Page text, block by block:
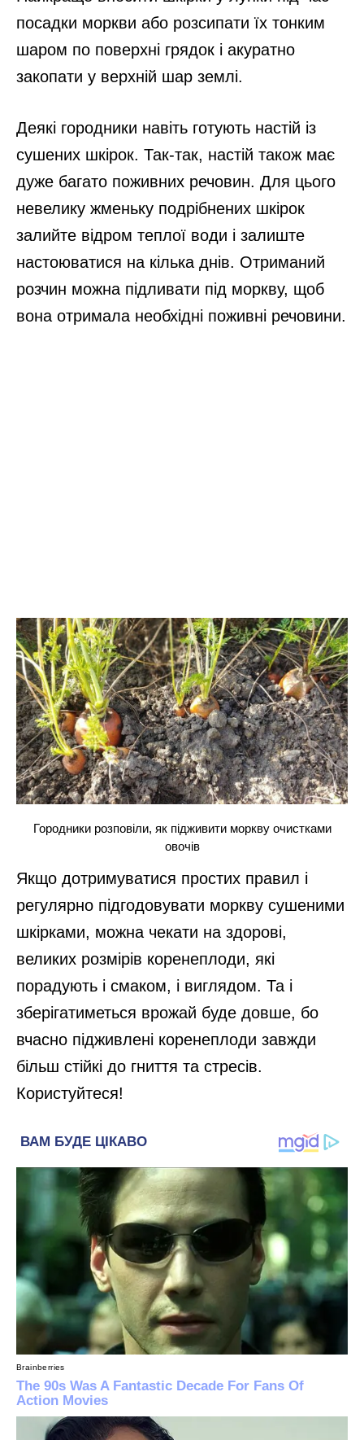
посадки моркви або розсипати їх тонким
шаром по поверхні грядок і акуратно
закопати у верхній шар землі.
Деякі городники навіть готують настій із
сушених шкірок. Так-так, настій також має
дуже багато поживних речовин. Для цього
невелику жменьку подрібнених шкірок
залийте відром теплої води і залиште
настоюватися на кілька днів. Отриманий
розчин можна підливати під моркву, щоб
вона отримала необхідні поживні речовини.
Городники розповіли, як підживити моркву очистками
овочів
Якщо дотримуватися простих правил і
регулярно підгодовувати моркву сушеними
шкірками, можна чекати на здорові,
великих розмірів коренеплоди, які
порадують і смаком, і виглядом. Та і
зберігатиметься врожай буде довше, бо
вчасно підживлені коренеплоди завжди
більш стійкі до гниття та стресів.
Користуйтеся!